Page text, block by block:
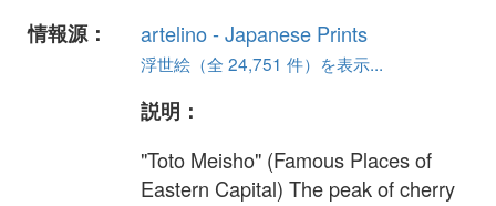
情報源：
artelino - Japanese Prints
浮世絵（全 24,751 件）を表示...
説明：
"Toto Meisho" (Famous Places of
Eastern Capital) The peak of cherry